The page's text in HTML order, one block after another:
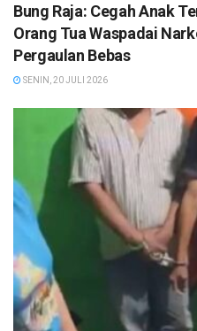
Bung Raja: Cegah Anak
Orang Tua Waspadai
Pergaulan Bebas
SENIN, 20 JULI 2026